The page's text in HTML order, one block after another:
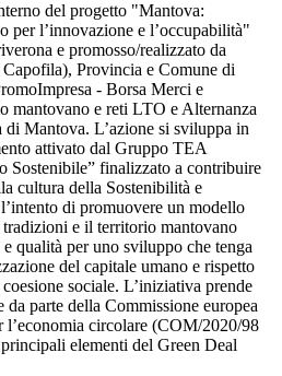
del progetto "Mantova:
per l’innovazione e l’occupabilità"
e promosso/realizzato da
Provincia e Comune di
- Borsa Merci e
e reti LTO e Alternanza
Mantova. L’azione si sviluppa in
attivato dal Gruppo TEA
Sostenibile” finalizzato a contribuire
cultura della Sostenibilità e
di promuovere un modello
e il territorio mantovano
qualità per uno sviluppo che tenga
del capitale umano e rispetto
sociale. L’iniziativa prende
da parte della Commissione europea
l’economia circolare (COM/2020/98
elementi del Green Deal